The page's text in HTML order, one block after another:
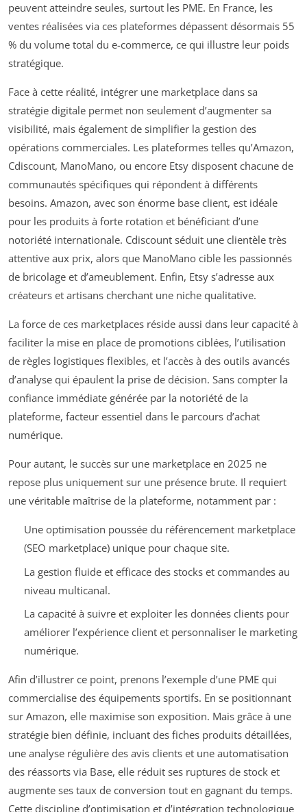
peuvent atteindre seules, surtout les PME. En France, les
ventes réalisées via ces plateformes dépassent désormais 55
% du volume total du e-commerce, ce qui illustre leur poids
stratégique.
Face à cette réalité, intégrer une marketplace dans sa
stratégie digitale permet non seulement d’augmenter sa
visibilité, mais également de simplifier la gestion des
opérations commerciales. Les plateformes telles qu’Amazon,
Cdiscount, ManoMano, ou encore Etsy disposent chacune de
communautés spécifiques qui répondent à différents
besoins. Amazon, avec son énorme base client, est idéale
pour les produits à forte rotation et bénéficiant d’une
notoriété internationale. Cdiscount séduit une clientèle très
attentive aux prix, alors que ManoMano cible les passionnés
de bricolage et d’ameublement. Enfin, Etsy s’adresse aux
créateurs et artisans cherchant une niche qualitative.
La force de ces marketplaces réside aussi dans leur capacité à
faciliter la mise en place de promotions ciblées, l’utilisation
de règles logistiques flexibles, et l’accès à des outils avancés
d’analyse qui épaulent la prise de décision. Sans compter la
confiance immédiate générée par la notoriété de la
plateforme, facteur essentiel dans le parcours d’achat
numérique.
Pour autant, le succès sur une marketplace en 2025 ne
repose plus uniquement sur une présence brute. Il requiert
une véritable maîtrise de la plateforme, notamment par :
Une optimisation poussée du référencement marketplace
(SEO marketplace) unique pour chaque site.
La gestion fluide et efficace des stocks et commandes au
niveau multicanal.
La capacité à suivre et exploiter les données clients pour
améliorer l’expérience client et personnaliser le marketing
numérique.
Afin d’illustrer ce point, prenons l’exemple d’une PME qui
commercialise des équipements sportifs. En se positionnant
sur Amazon, elle maximise son exposition. Mais grâce à une
stratégie bien définie, incluant des fiches produits détaillées,
une analyse régulière des avis clients et une automatisation
des réassorts via Base, elle réduit ses ruptures de stock et
augmente ses taux de conversion tout en gagnant du temps.
Cette discipline d’optimisation et d’intégration technologique